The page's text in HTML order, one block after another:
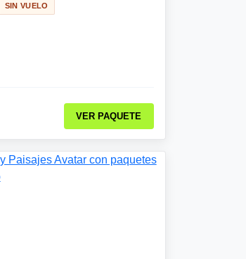
SIN VUELO
VER PAQUETE